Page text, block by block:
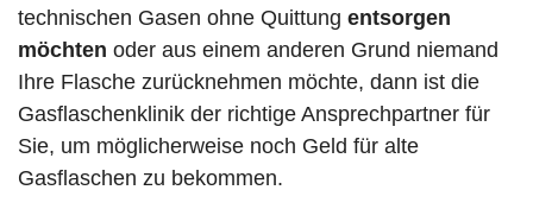
technischen Gasen ohne Quittung entsorgen
möchten oder aus einem anderen Grund niemand
Ihre Flasche zurücknehmen möchte, dann ist die
Gasflaschenklinik der richtige Ansprechpartner für
Sie, um möglicherweise noch Geld für alte
Gasflaschen zu bekommen.